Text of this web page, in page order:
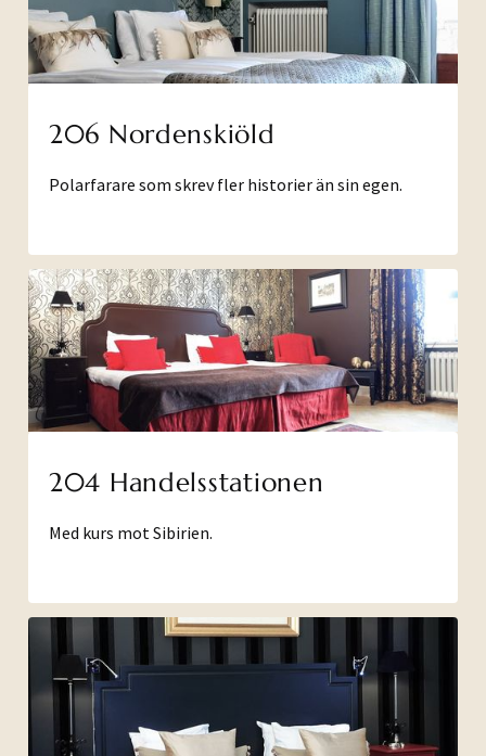
206 Nordenskiöld
Polarfarare som skrev fler historier än sin egen.
204 Handelsstationen
Med kurs mot Sibirien.